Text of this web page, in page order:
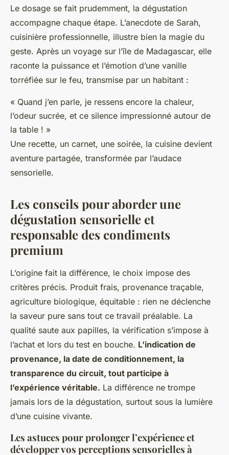
Le dosage se fait prudemment, la dégustation
accompagne chaque étape. L’anecdote de Sarah,
cuisinière professionnelle, illustre bien la magie du
geste. Après un voyage sur l’île de Madagascar, elle
raconte la puissance et l’émotion d’une vanille
torréfiée sur le feu, transmise par un habitant :
« Quand j’en parle, je ressens encore la chaleur,
l’odeur sucrée, et ce silence impressionné autour de
la table ! »
Une recette, un carnet, une soirée, la cuisine devient
aventure partagée, transformée par l’audace
sensorielle.
Les conseils pour aborder une
dégustation sensorielle et
responsable des condiments
premium
L’origine fait la différence, le choix impose des
critères précis. Produit frais, provenance traçable,
agriculture biologique, équitable : rien ne déclenche
la saveur pure sans tout ce travail préalable. La
qualité saute aux papilles, la vérification s’impose à
l’achat et lors du test en bouche. L’indication de
provenance, la date de conditionnement, la
transparence du circuit, tout participe à
l’expérience véritable. La différence ne trompe
jamais lors de la dégustation, surtout sous la lumière
d’une cuisine vivante.
Les astuces pour prolonger l’expérience et
développer vos perceptions sensorielles à